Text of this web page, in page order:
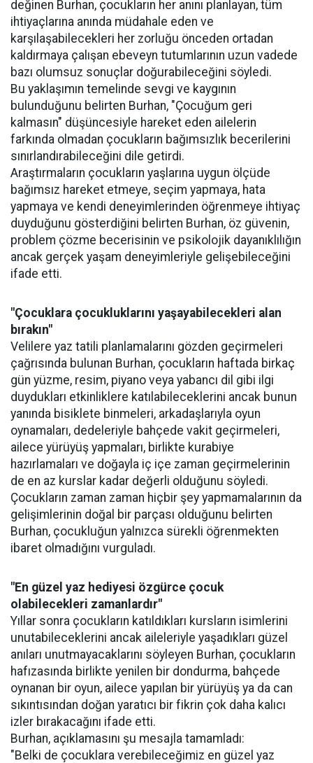
değinen Burhan, çocukların her anını planlayan, tüm
ihtiyaçlarına anında müdahale eden ve
karşılaşabilecekleri her zorluğu önceden ortadan
kaldırmaya çalışan ebeveyn tutumlarının uzun vadede
bazı olumsuz sonuçlar doğurabileceğini söyledi.
Bu yaklaşımın temelinde sevgi ve kaygının
bulunduğunu belirten Burhan, "Çocuğum geri
kalmasın" düşüncesiyle hareket eden ailelerin
farkında olmadan çocukların bağımsızlık becerilerini
sınırlandırabileceğini dile getirdi.
Araştırmaların çocukların yaşlarına uygun ölçüde
bağımsız hareket etmeye, seçim yapmaya, hata
yapmaya ve kendi deneyimlerinden öğrenmeye ihtiyaç
duyduğunu gösterdiğini belirten Burhan, öz güvenin,
problem çözme becerisinin ve psikolojik dayanıklılığın
ancak gerçek yaşam deneyimleriyle gelişebileceğini
ifade etti.
"Çocuklara çocukluklarını yaşayabilecekleri alan
bırakın"
Velilere yaz tatili planlamalarını gözden geçirmeleri
çağrısında bulunan Burhan, çocukların haftada birkaç
gün yüzme, resim, piyano veya yabancı dil gibi ilgi
duydukları etkinliklere katılabileceklerini ancak bunun
yanında bisiklete binmeleri, arkadaşlarıyla oyun
oynamaları, dedeleriyle bahçede vakit geçirmeleri,
ailece yürüyüş yapmaları, birlikte kurabiye
hazırlamaları ve doğayla iç içe zaman geçirmelerinin
de en az kurslar kadar değerli olduğunu söyledi.
Çocukların zaman zaman hiçbir şey yapmamalarının da
gelişimlerinin doğal bir parçası olduğunu belirten
Burhan, çocukluğun yalnızca sürekli öğrenmekten
ibaret olmadığını vurguladı.
"En güzel yaz hediyesi özgürce çocuk
olabilecekleri zamanlardır"
Yıllar sonra çocukların katıldıkları kursların isimlerini
unutabileceklerini ancak aileleriyle yaşadıkları güzel
anıları unutmayacaklarını söyleyen Burhan, çocukların
hafızasında birlikte yenilen bir dondurma, bahçede
oynanan bir oyun, ailece yapılan bir yürüyüş ya da can
sıkıntısından doğan yaratıcı bir fikrin çok daha kalıcı
izler bırakacağını ifade etti.
Burhan, açıklamasını şu mesajla tamamladı:
"Belki de çocuklara verebileceğimiz en güzel yaz